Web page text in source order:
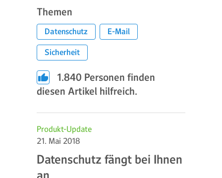
Themen
Datenschutz
E-Mail
Sicherheit
1.840 Personen finden
diesen Artikel hilfreich.
Produkt-Update
21. Mai 2018
Datenschutz fängt bei Ihnen